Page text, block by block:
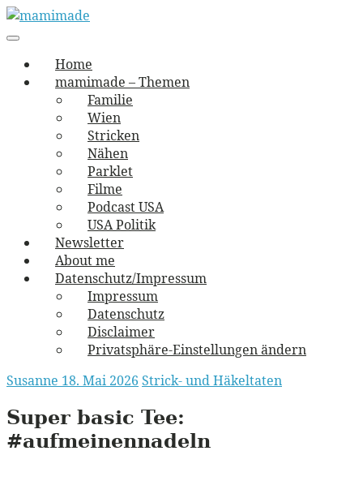
Skip
to
mamimade
vernäht und zugetextet
navigation
Menu
Home
mamimade – Themen
Familie
Wien
Stricken
Nähen
Parklet
Filme
Podcast USA
USA Politik
Newsletter
About me
Datenschutz/Impressum
Impressum
Datenschutz
Disclaimer
Privatsphäre-Einstellungen ändern
Susanne 18. Mai 2026 Strick- und Häkeltaten
Super basic Tee:
#aufmeinennadeln